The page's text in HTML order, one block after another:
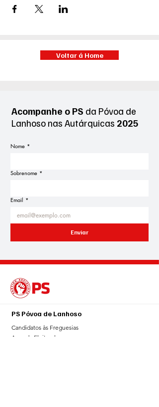
Voltar á Home
Acompanhe o PS da Póvoa de
Lanhoso nas Autárquicas 2025
Nome *
Sobrenome *
Email *
Enviar
PS Póvoa de Lanhoso
Candidatos às Freguesias
Agenda Eleitoral